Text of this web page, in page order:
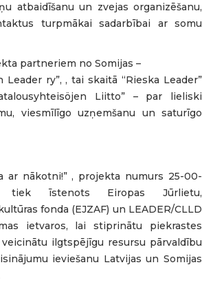
atbaidīšanu un zvejas organizēšanu,
turpmākai sadarbībai ar somu
partneriem no Somijas –
Leader ry”, , tai skaitā “Rieska Leader”
Liitto” – par lieliski
viesmīlīgo uzņemšanu un saturīgo
ar nākotni!” , projekta numurs 25-00-
tiek īstenots Eiropas Jūrlietu,
fonda (EJZAF) un LEADER/CLLD
ietvaros, lai stiprinātu piekrastes
ilgtspējīgu resursu pārvaldību
ieviešanu Latvijas un Somijas